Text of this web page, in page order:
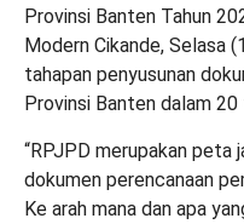
Provinsi Banten Tahun
Modern Cikande, Selasa
tahapan penyusunan
Provinsi Banten dalam 20
“RPJPD merupakan peta
dokumen perencanaan
Ke arah mana dan apa